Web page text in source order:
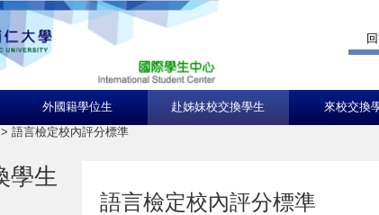
外國籍學位生 赴姊妹校交換學生 來校交換
> 語言檢定校內評分標準
學生
語言檢定校內評分標準